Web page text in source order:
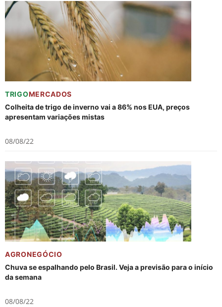
TRIGOMERCADOS
Colheita de trigo de inverno vai a 86% nos EUA, preços
apresentam variações mistas
08/08/22
AGRONEGÓCIO
Chuva se espalhando pelo Brasil. Veja a previsão para o início
da semana
08/08/22